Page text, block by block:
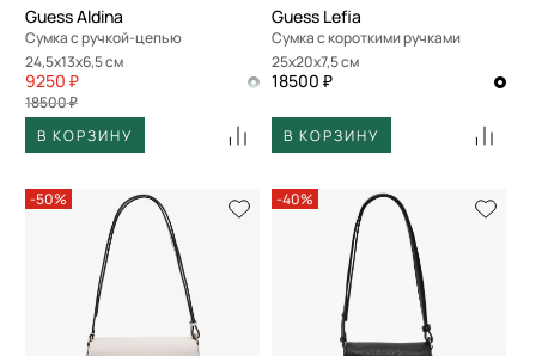
Guess Aldina
Сумка с ручкой-цепью
24,5x13x6,5 см
9250 ₽
18500 ₽
В КОРЗИНУ
Guess Lefia
Сумка с короткими ручками
25x20x7,5 см
18500 ₽
В КОРЗИНУ
-50% -40%